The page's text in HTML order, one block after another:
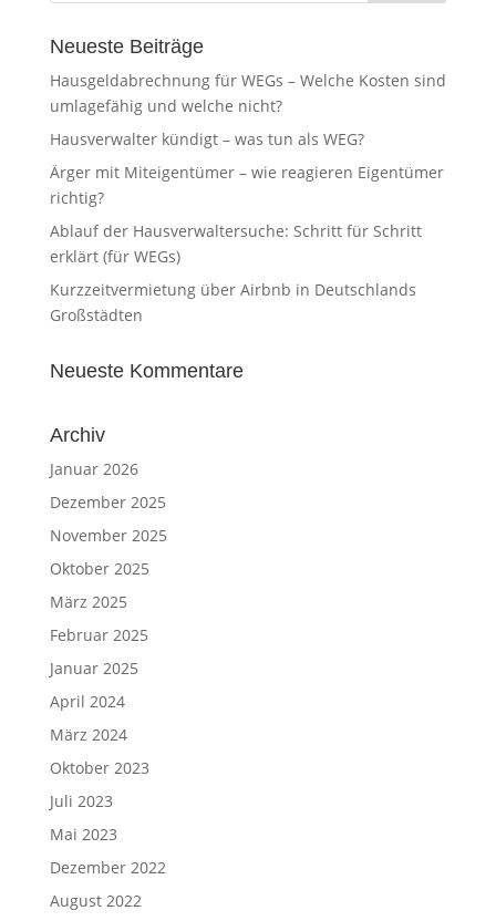
Neueste Beiträge
Hausgeldabrechnung für WEGs – Welche Kosten sind
umlagefähig und welche nicht?
Hausverwalter kündigt – was tun als WEG?
Ärger mit Miteigentümer – wie reagieren Eigentümer
richtig?
Ablauf der Hausverwaltersuche: Schritt für Schritt
erklärt (für WEGs)
Kurzzeitvermietung über Airbnb in Deutschlands
Großstädten
Neueste Kommentare
Archiv
Januar 2026
Dezember 2025
November 2025
Oktober 2025
März 2025
Februar 2025
Januar 2025
April 2024
März 2024
Oktober 2023
Juli 2023
Mai 2023
Dezember 2022
August 2022